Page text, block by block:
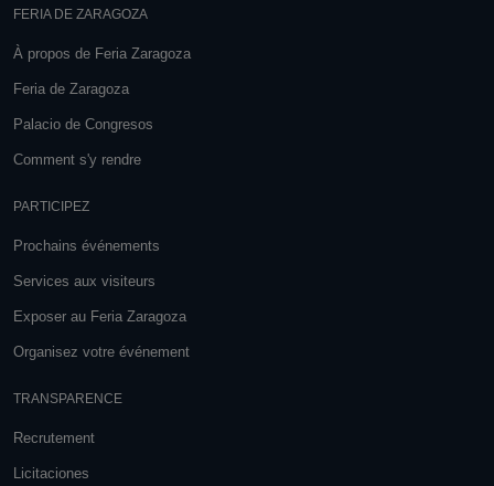
FERIA DE ZARAGOZA
À propos de Feria Zaragoza
Feria de Zaragoza
Palacio de Congresos
Comment s'y rendre
PARTICIPEZ
Prochains événements
Services aux visiteurs
Exposer au Feria Zaragoza
Organisez votre événement
TRANSPARENCE
Recrutement
Licitaciones